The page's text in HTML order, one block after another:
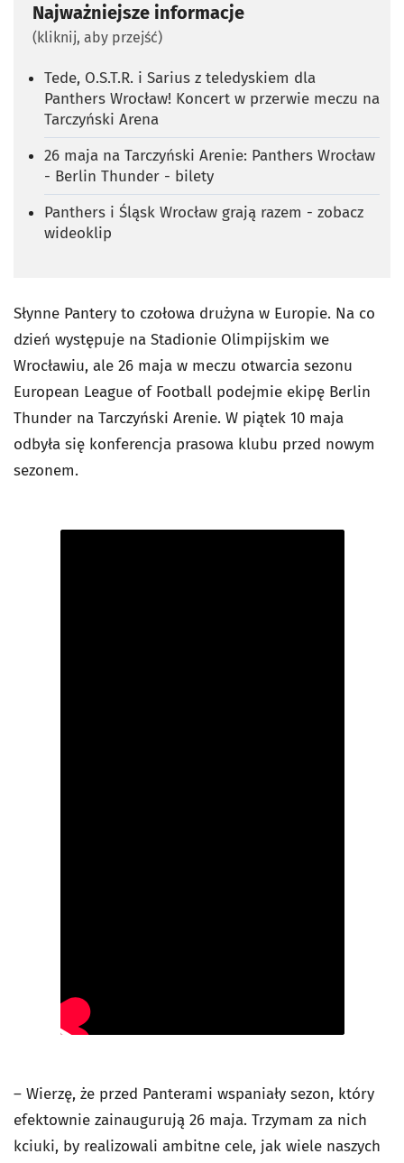
Najważniejsze informacje
(kliknij, aby przejść)
Tede, O.S.T.R. i Sarius z teledyskiem dla
Panthers Wrocław! Koncert w przerwie meczu na
Tarczyński Arena
26 maja na Tarczyński Arenie: Panthers Wrocław
- Berlin Thunder - bilety
Panthers i Śląsk Wrocław grają razem - zobacz
wideoklip
Słynne Pantery to czołowa drużyna w Europie. Na co
dzień występuje na Stadionie Olimpijskim we
Wrocławiu, ale 26 maja w meczu otwarcia sezonu
European League of Football podejmie ekipę Berlin
Thunder na Tarczyński Arenie. W piątek 10 maja
odbyła się konferencja prasowa klubu przed nowym
sezonem.
– Wierzę, że przed Panterami wspaniały sezon, który
efektownie zainaugurują 26 maja. Trzymam za nich
kciuki, by realizowali ambitne cele, jak wiele naszych